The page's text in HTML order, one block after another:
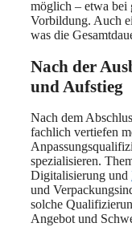
möglich – etwa bei
Vorbildung. Auch
was die
Nach der
und Aufstieg
Nach dem
fachlich vertiefen
spezialisieren.
Digitalisierung und
und
solche
Angebot und